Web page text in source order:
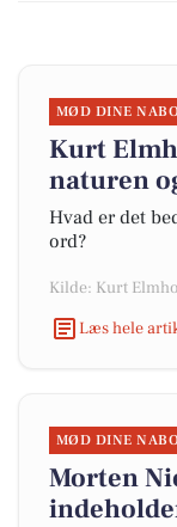
MØD DINE
Kurt
naturen
Hvad er det
ord?
Kilde: Kurt
Læs hele
MØD DINE
Morten